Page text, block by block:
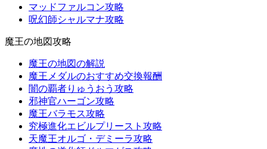
マッドファルコン攻略
呪幻師シャルマナ攻略
魔王の地図攻略
魔王の地図の解説
魔王メダルのおすすめ交換報酬
闇の覇者りゅうおう攻略
邪神官ハーゴン攻略
魔王バラモス攻略
究極進化エビルプリースト攻略
天魔王オルゴ・デミーラ攻略